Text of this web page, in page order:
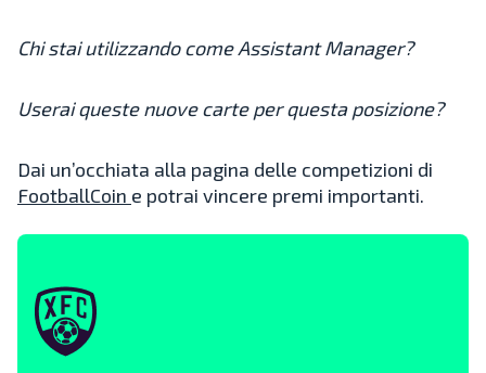
Chi stai utilizzando come Assistant Manager?
Userai queste nuove carte per questa posizione?
Dai un’occhiata alla pagina delle competizioni di
FootballCoin e potrai vincere premi importanti.